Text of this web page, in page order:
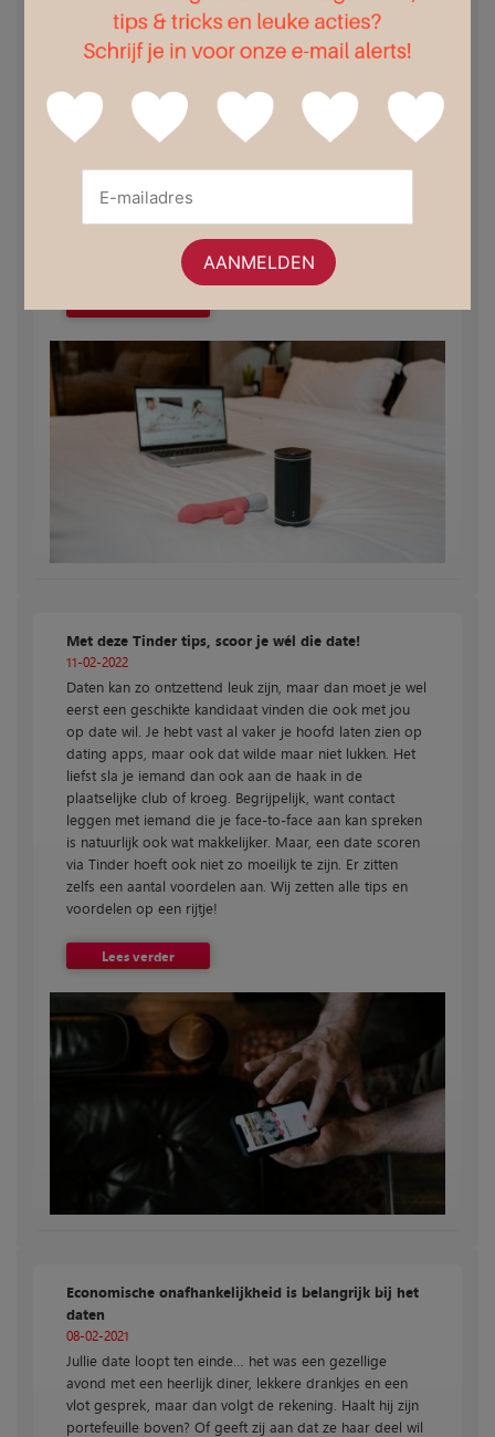
Het vrouwelijke orgasme: geen twee woorden in de
geschiedenis ontlokken meer nieuwsgierigheid en heisa,
terwijl ze tegelijkertijd nog zo weinig onderzocht zijn.
onderzoek gedaan naar het vrouwelijke lichaam en wat
echt werkt om vrouwen aan een bevredigend orgasme
te helpen. Immers: Als je niet weet wat je leuk vindt, hoe
communiceer je dit dan naar een partner? Het is tijd om
het heft (en het juiste speeltje) letterlijk in eigen handen
Met deze Tinder tips, scoor je wél die date!
11-02-2022
Daten kan zo ontzettend leuk zijn, maar dan moet je wel
eerst een geschikte kandidaat vinden die ook met jou
op date wil. Je hebt vast al vaker je hoofd laten zien op
dating apps, maar ook dat wilde maar niet lukken. Het
liefst sla je iemand dan ook aan de haak in de
plaatselijke club of kroeg. Begrijpelijk, want contact
leggen met iemand die je face-to-face aan kan spreken
is natuurlijk ook wat makkelijker. Maar, een date scoren
via Tinder hoeft ook niet zo moeilijk te zijn. Er zitten
zelfs een aantal voordelen aan. Wij zetten alle tips en
voordelen op een rijtje!
Lees verder
Economische onafhankelijkheid is belangrijk bij het
daten
08-02-2021
Jullie date loopt ten einde… het was een gezellige
avond met een heerlijk diner, lekkere drankjes en een
vlot gesprek, maar dan volgt de rekening. Haalt hij zijn
portefeuille boven? Of geeft zij aan dat ze haar deel wil